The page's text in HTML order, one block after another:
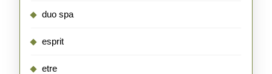
duo spa
esprit
etre